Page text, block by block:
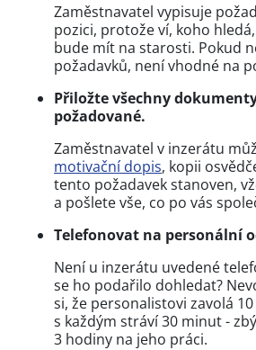
Zaměstnavatel vypisuje
pozici, protože ví, koho
bude mít na starosti. Pokud
požadavků, není vhodné na
Přiložte všechny
požadované.
Zaměstnavatel v inzerátu
motivační dopis, kopii
tento požadavek stanoven,
a pošlete vše, co po vás
Telefonovat na personální
Není u inzerátu uvedené
se ho podařilo dohledat?
si, že personalistovi zavolá
s každým stráví 30 minut -
3 hodiny na jeho práci.